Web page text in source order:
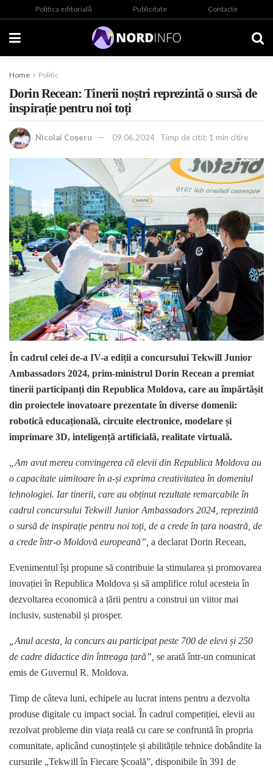
Politica editorială Publicitate Contacte
Home Politic
Dorin Recean: Tinerii noștri reprezintă o sursă de
inspirație pentru noi toți
Nicolai Coșeru 09.06.2024 Timp de citit: 1 min citire
În cadrul celei de-a IV-a ediții a concursului Tekwill Junior
Ambassadors 2024, prim-ministrul Dorin Recean a premiat
tinerii participanți din Republica Moldova, care au împărtășit
din proiectele inovatoare prezentate în diverse domenii:
robotică educațională, circuite electronice, modelare și
imprimare 3D, inteligență artificială, realitate virtuală.
„Am avut mereu convingerea că elevii din Republica Moldova au
o capacitate uimitoare în a-și exprima creativitatea în domeniul
tehnologiei. Iar tinerii, care au obținut rezultate remarcabile în
cadrul concursului Tekwill Junior Ambassadors 2024, reprezintă
o sursă de inspirație pentru noi toți, de a crede în țara noastră, de
a crede într-o Moldovă europeană”, a declarat Dorin Recean,
Evenimentul își propune să contribuie la stimularea și promovarea
inovației în Republica Moldova și să amplifice rolul acesteia în
dezvoltarea economică a țării pentru a construi un viitor mai
inclusiv, sustenabil și prosper.
„Anul acesta, la concurs au participat peste 700 de elevi și 250
de cadre didactice din întreaga țară”, se arată într-un comunicat
emis de Guvernul R. Moldova.
Timp de câteva luni, echipele au lucrat intens pentru a dezvolta
produse digitale cu impact social. În cadrul competiției, elevii au
rezolvat probleme din viața reală cu care se confruntă în propria
comunitate, aplicând cunoștințele și abilitățile tehnice dobândite la
cursurile „Tekwill în Fiecare Școală”, disponibile în 391 de